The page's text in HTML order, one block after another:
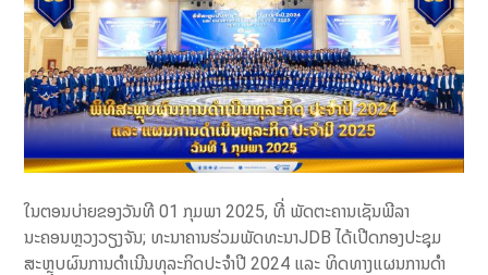
ໃນຕອນບ່າຍຂອງວັນທີ 01 ກຸມພາ 2025, ທີ່ ພັດຕະຄານເຊັນພີລາ
ນະຄອນຫຼວງວຽງຈັນ; ທະນາຄານຮ່ວມພັດທະນາJDB ໄດ້ເປີດກອງປະຊຸມ
ສະຫຼຸບຜົນການດຳເນີນທຸລະກິດປະຈໍາປີ 2024 ແລະ ທິດທາງແຜນການດໍາ